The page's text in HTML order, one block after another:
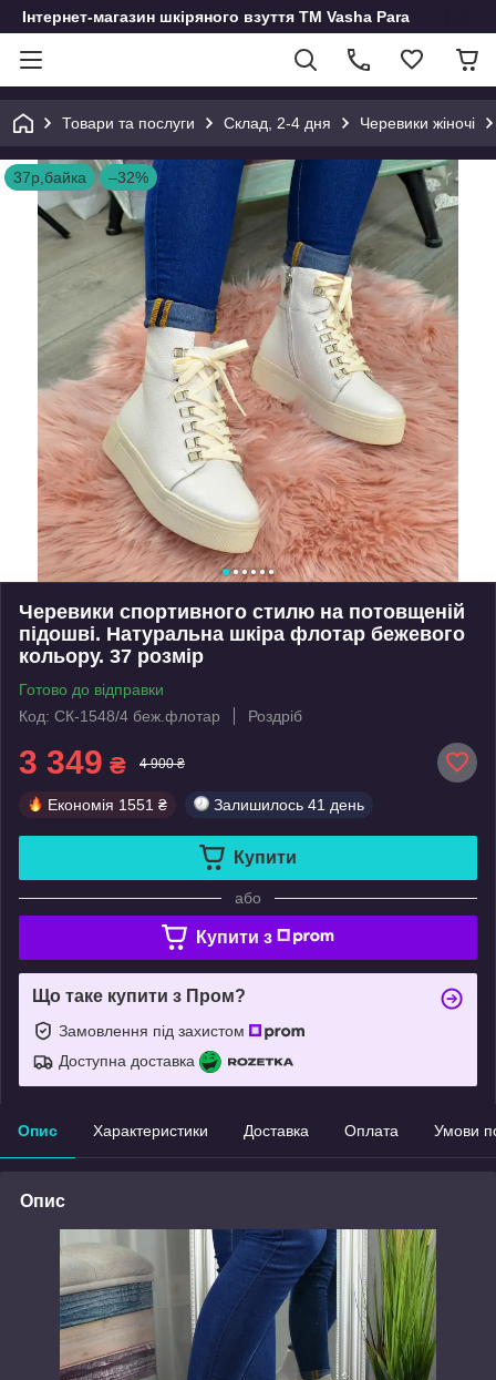
Інтернет-магазин шкіряного взуття ТМ Vasha Para
Товари та послуги Склад, 2-4 дня Черевики жіночі
37р,байка –32%
Черевики спортивного стилю на потовщеній
підошві. Натуральна шкіра флотар бежевого
кольору. 37 розмір
Готово до відправки
Код: СК-1548/4 беж.флотар
Роздріб
3 349 ₴ 4 900 ₴
Економія 1551 ₴ Залишилось 41 день
Купити
або
Купити з
Що таке купити з Пром?
Замовлення під захистом
Доступна доставка
Опис Характеристики Доставка Оплата Умови
Опис